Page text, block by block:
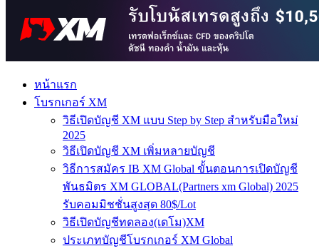
หน้าแรก
โบรกเกอร์ XM
วิธีเปิดบัญชี XM แบบ Step by Step สำหรับมือใหม่
2025
วิธีเปิดบัญชี XM เพิ่มหลายบัญชี
วิธีการสมัคร IB XM Global ขั้นตอนการเปิดบัญชี
พันธมิตร XM GLOBAL(Partners xm Global) 2025
รับคอมมิชชั่นสูงสุด 80$/Lot
วิธีเปิดบัญชีทดลอง(เดโม)XM
ประเภทบัญชีโบรกเกอร์ XM Global